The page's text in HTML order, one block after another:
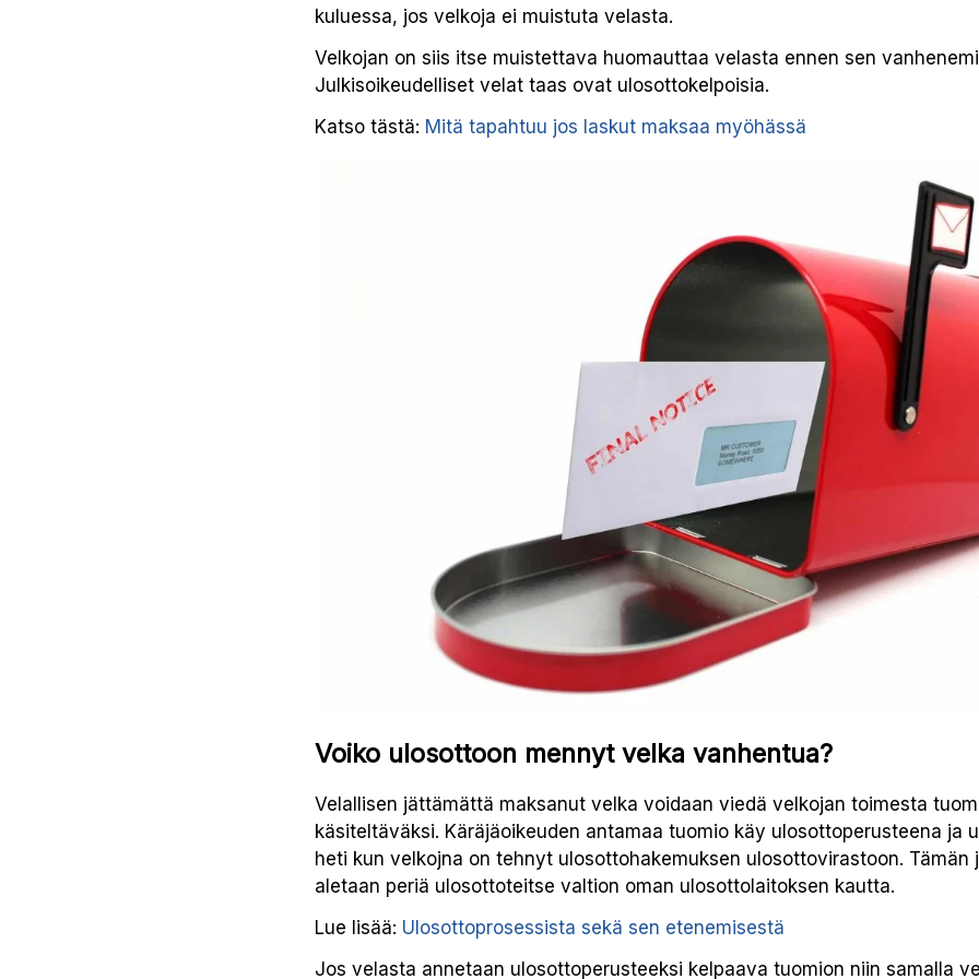
kuluessa, jos velkoja ei muistuta velasta.
Velkojan on siis itse muistettava huomauttaa velasta ennen sen
Julkisoikeudelliset velat taas ovat ulosottokelpoisia.
Katso tästä: Mitä tapahtuu jos laskut maksaa myöhässä
Voiko ulosottoon mennyt velka vanhentua?
Velallisen jättämättä maksanut velka voidaan viedä velkojan toimesta
käsiteltäväksi. Käräjäoikeuden antamaa tuomio käy ulosottoperusteena ja
heti kun velkojna on tehnyt ulosottohakemuksen ulosottovirastoon. Tämän
aletaan periä ulosottoteitse valtion oman ulosottolaitoksen kautta.
Lue lisää: Ulosottoprosessista sekä sen etenemisestä
Jos velasta annetaan ulosottoperusteeksi kelpaava tuomion niin samalla